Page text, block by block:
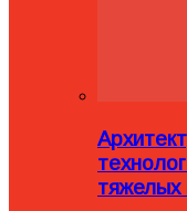
тяжелых